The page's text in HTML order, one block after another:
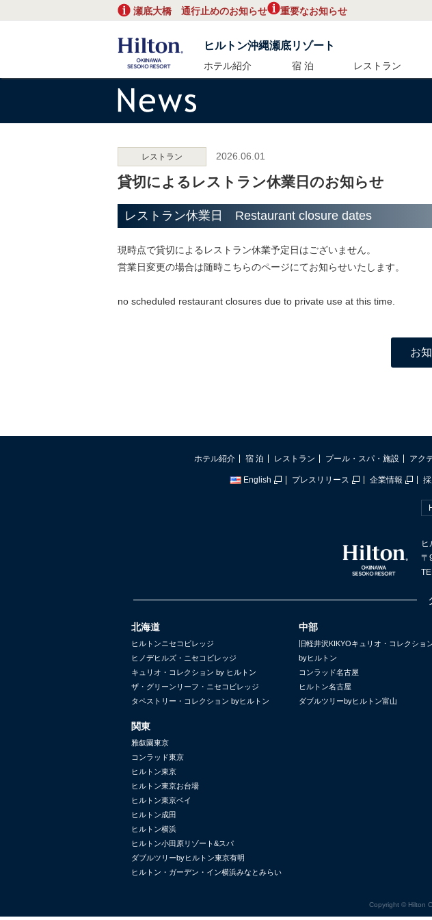
瀬底大橋 通行止めのお知らせ 重要なお知らせ
ヒルトン沖縄瀬底リゾート
ホテル紹介 宿 泊 レストラン
レストラン 2026.06.01
貸切によるレストラン休業日のお知らせ
レストラン休業日 Restaurant closure dates
現時点で貸切によるレストラン休業予定日はございません。
営業日変更の場合は随時こちらのページにてお知らせいたします。
no scheduled restaurant closures due to private use at this time.
お
ホテル紹介 宿 泊 レストラン プール・スパ・施設 アク
English プレスリリース 企業情報
ヒ
〒
北海道
ヒルトンニセコビレッジ
ヒノデヒルズ・ニセコビレッジ
キュリオ・コレクション by ヒルトン
ザ・グリーンリーフ・ニセコビレッジ
タペストリー・コレクション byヒルトン
関東
雅叙園東京
コンラッド東京
ヒルトン東京
ヒルトン東京お台場
ヒルトン東京ベイ
ヒルトン成田
ヒルトン横浜
ヒルトン小田原リゾート&スパ
ダブルツリーbyヒルトン東京有明
ヒルトン・ガーデン・イン横浜みなとみらい
中部
旧軽井沢KIKYOキュリオ・コレクショ
byヒルトン
コンラッド名古屋
ヒルトン名古屋
ダブルツリーbyヒルトン富山
Copyright © Hilton